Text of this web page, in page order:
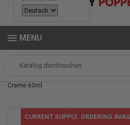
MENU
Sexshop
Creme 60ml
CURRENT SUPPLY. ORDERING